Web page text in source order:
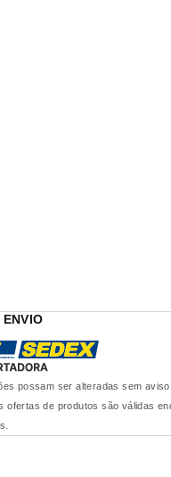
ENVIO
possam ser alteradas sem
de produtos são válidas